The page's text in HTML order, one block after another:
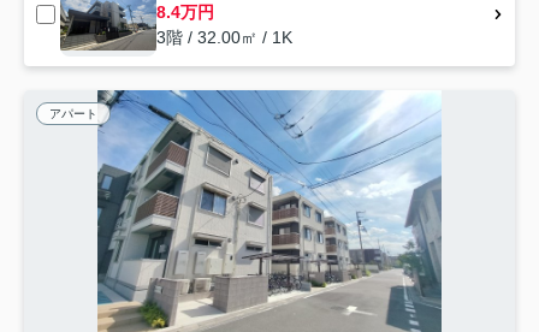
8.4万円
3階 / 32.00㎡ / 1K
アパート